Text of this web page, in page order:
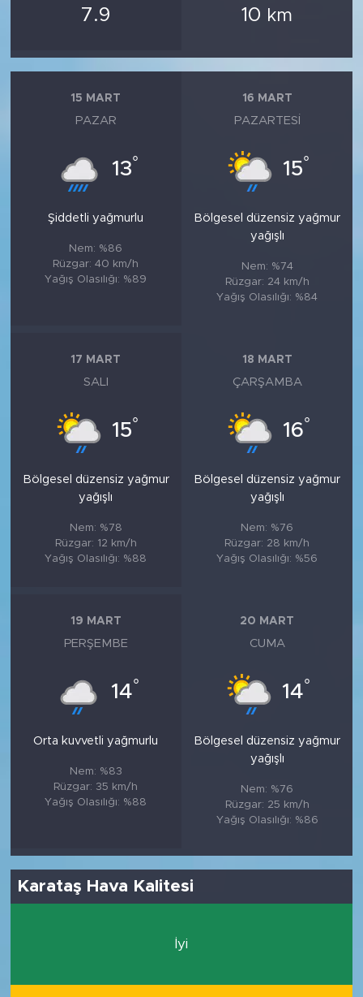
7.9 10 km
15 MART
PAZAR
13°
Şiddetli yağmurlu
Nem: %86
Rüzgar: 40 km/h
Yağış Olasılığı: %89
16 MART
PAZARTESI
15°
Bölgesel düzensiz yağmur
yağışlı
Nem: %74
Rüzgar: 24 km/h
Yağış Olasılığı: %84
17 MART
SALI
15°
Bölgesel düzensiz yağmur
yağışlı
Nem: %78
Rüzgar: 12 km/h
Yağış Olasılığı: %88
18 MART
ÇARŞAMBA
16°
Bölgesel düzensiz yağmur
yağışlı
Nem: %76
Rüzgar: 28 km/h
Yağış Olasılığı: %56
19 MART
PERŞEMBE
14°
Orta kuvvetli yağmurlu
Nem: %83
Rüzgar: 35 km/h
Yağış Olasılığı: %88
20 MART
CUMA
14°
Bölgesel düzensiz yağmur
yağışlı
Nem: %76
Rüzgar: 25 km/h
Yağış Olasılığı: %86
Karataş Hava Kalitesi
İyi